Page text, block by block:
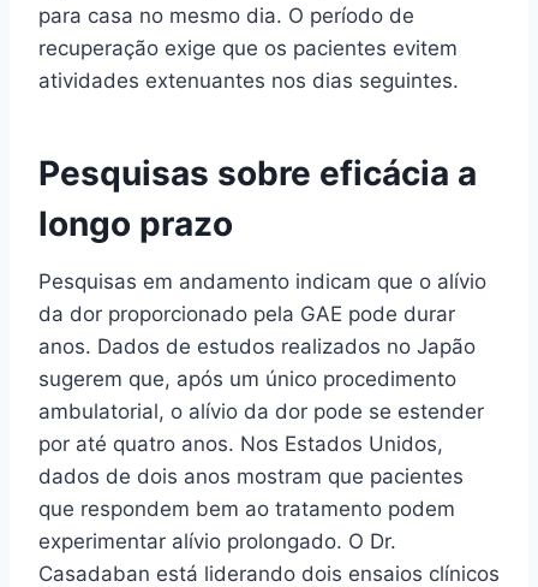
para casa no mesmo dia. O período de
recuperação exige que os pacientes evitem
atividades extenuantes nos dias seguintes.
Pesquisas sobre eficácia a
longo prazo
Pesquisas em andamento indicam que o alívio
da dor proporcionado pela GAE pode durar
anos. Dados de estudos realizados no Japão
sugerem que, após um único procedimento
ambulatorial, o alívio da dor pode se estender
por até quatro anos. Nos Estados Unidos,
dados de dois anos mostram que pacientes
que respondem bem ao tratamento podem
experimentar alívio prolongado. O Dr.
Casadaban está liderando dois ensaios clínicos